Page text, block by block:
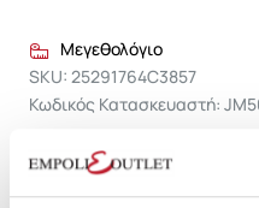
Μεγεθολόγιο
SKU: 25291764C3857
Κωδικός Κατασκευαστή: